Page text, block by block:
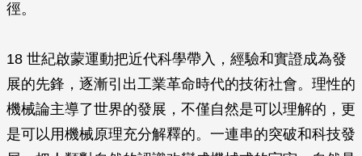
徑。
18 世紀啟蒙運動把近代科學帶入，經驗和實證成為發
展的先鋒，逐漸引出工業革命時代的技術社會。理性的
機械論主導了世界的發展，不僅自然是可以理解的，更
是可以用機械原理充分解釋的。一連串的突破和科技發